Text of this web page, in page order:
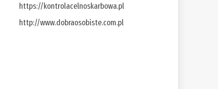
https://kontrolacelnoskarbowa.pl
http://www.dobraosobiste.com.pl